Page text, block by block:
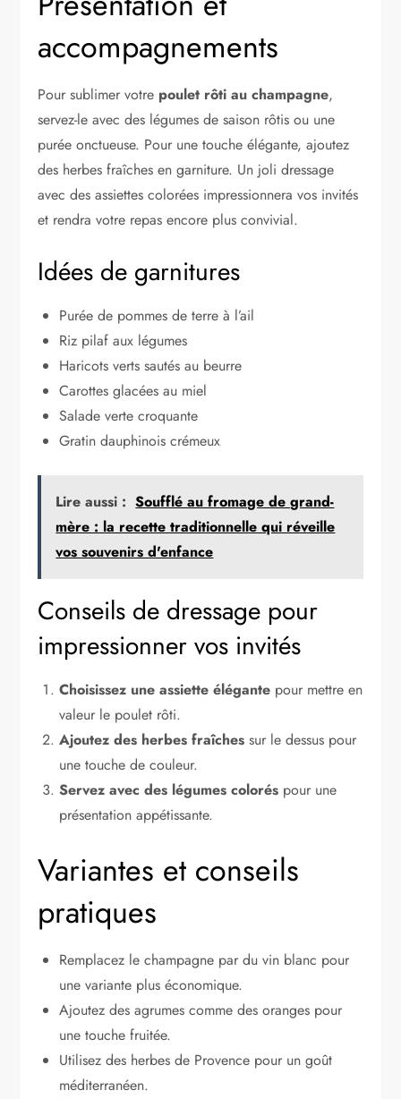
accompagnements
Pour sublimer votre poulet rôti au champagne,
servez-le avec des légumes de saison rôtis ou une
purée onctueuse. Pour une touche élégante, ajoutez
des herbes fraîches en garniture. Un joli dressage
avec des assiettes colorées impressionnera vos invités
et rendra votre repas encore plus convivial.
Idées de garnitures
Purée de pommes de terre à l’ail
Riz pilaf aux légumes
Haricots verts sautés au beurre
Carottes glacées au miel
Salade verte croquante
Gratin dauphinois crémeux
Lire aussi : Soufflé au fromage de grand-
mère : la recette traditionnelle qui réveille
vos souvenirs d'enfance
Conseils de dressage pour
impressionner vos invités
Choisissez une assiette élégante pour mettre en
valeur le poulet rôti.
Ajoutez des herbes fraîches sur le dessus pour
une touche de couleur.
Servez avec des légumes colorés pour une
présentation appétissante.
Variantes et conseils
pratiques
Remplacez le champagne par du vin blanc pour
une variante plus économique.
Ajoutez des agrumes comme des oranges pour
une touche fruitée.
Utilisez des herbes de Provence pour un goût
méditerranéen.